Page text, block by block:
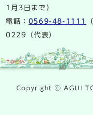
1月3日まで）
電話： 0569-48-1111
0229（代表）
Copyright ⓒ AGUI